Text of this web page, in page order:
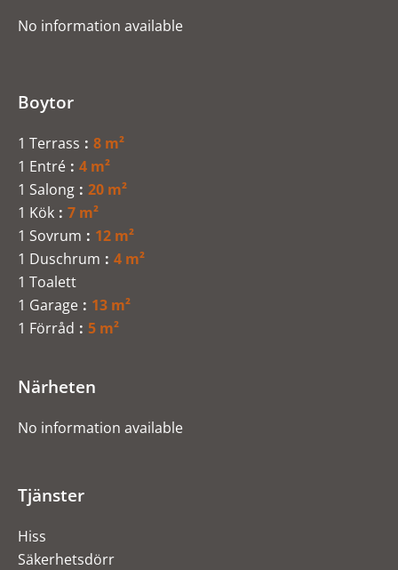
No information available
Boytor
1 Terrass
8 m²
1 Entré
4 m²
1 Salong
20 m²
1 Kök
7 m²
1 Sovrum
12 m²
1 Duschrum
4 m²
1 Toalett
1 Garage
13 m²
1 Förråd
5 m²
Närheten
No information available
Tjänster
Hiss
Säkerhetsdörr